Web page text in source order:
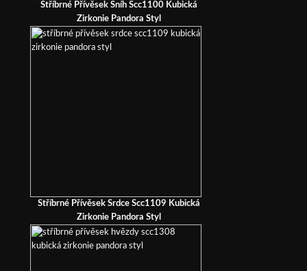
Stříbrné Přívěsek Sníh Scc1100 Kubická
Zirkonie Pandora Styl
Stříbrné Přívěsek Srdce Scc1109 Kubická
Zirkonie Pandora Styl